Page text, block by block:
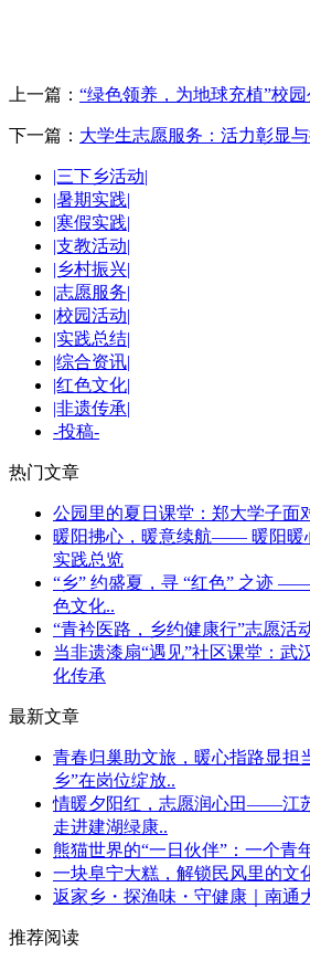
上一篇： “绿色领养，为地球充植”校
下一篇： 大学生志愿服务：活力彰显
|三下乡活动|
|暑期实践|
|寒假实践|
|支教活动|
|乡村振兴|
|志愿服务|
|校园活动|
|实践总结|
|综合资讯|
|红色文化|
|非遗传承|
-投稿-
热门文章
公园里的夏日课堂：郑大学子面
暖阳拂心，暖意续航—— 暖阳暖
实践总览
“乡” 约盛夏，寻 “红色” 之迹
色文化..
“青衿医路，乡约健康行”志愿活
当非遗漆扇“遇见”社区课堂：武
化传承
最新文章
青春归巢助文旅，暖心指路显
乡”在岗位绽放..
情暖夕阳红，志愿润心田——江
走进建湖绿康..
熊猫世界的“一日伙伴”：一个青
一块阜宁大糕，解锁民风里的文
返家乡・探渔味・守健康｜南通
推荐阅读